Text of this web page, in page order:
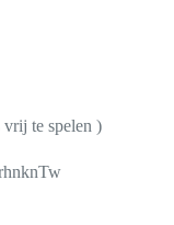
te spelen )